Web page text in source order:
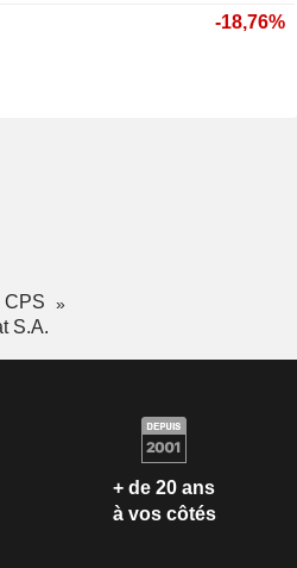
-18,76%
CPS
S.A.
+ de 20 ans
à vos côtés